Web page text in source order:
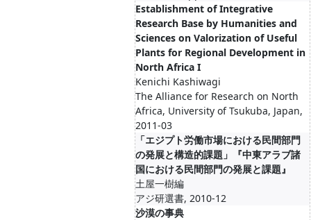
Establishment of Integrative
Research Base by Humanities and
Sciences on Valorization of Useful
Plants for Regional Development in
North Africa I
Kenichi Kashiwagi
The Alliance for Research on North
Africa, University of Tsukuba, Japan,
2011-03
「エジプト労働市場における民間部門
の発展と構造的課題」『中東アラブ諸
国における民間部門の発展と課題』
土屋一樹編
アジ研選書, 2010-12
沙漠の事典